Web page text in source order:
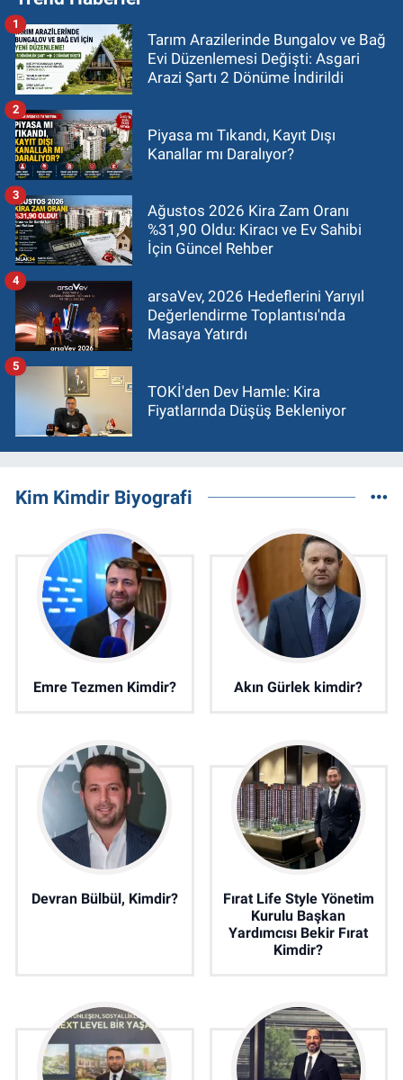
Tarım Arazilerinde Bungalov ve Bağ
Evi Düzenlemesi Değişti: Asgari
Arazi Şartı 2 Dönüme İndirildi
1
Piyasa mı Tıkandı, Kayıt Dışı
Kanallar mı Daralıyor?
2
Ağustos 2026 Kira Zam Oranı
%31,90 Oldu: Kiracı ve Ev Sahibi
İçin Güncel Rehber
3
arsaVev, 2026 Hedeflerini Yarıyıl
Değerlendirme Toplantısı'nda
Masaya Yatırdı
4
TOKİ'den Dev Hamle: Kira
Fiyatlarında Düşüş Bekleniyor
5
Kim Kimdir Biyografi
Emre Tezmen Kimdir? Akın Gürlek kimdir?
Devran Bülbül, Kimdir?
Fırat Life Style Yönetim
Kurulu Başkan
Yardımcısı Bekir Fırat
Kimdir?